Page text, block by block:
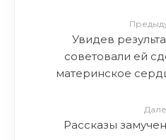
Увидев
советовали ей
материнское
Рассказы